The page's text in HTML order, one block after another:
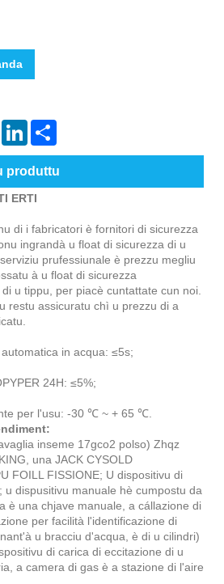
PinterestLinkedIn
produttu
ERTI
di i fabricatori è fornitori di sicurezza
ingrandà u float di sicurezza di u
prufessiunale è prezzu megliu
à u float di sicurezza
u tippu, per piacè cuntattate cun noi.
restu assicuratu chì u prezzu di a
in acqua: ≤5s;
24H: ≤5%;
per l'usu: -30 ℃ ~ + 65 ℃.
inseme 17gco2 polso) Zhqz
una JACK CYSOLD
FOILL FISSIONE; U dispositivu di
u dispusitivu manuale hè cumpostu da
è una chjave manuale, a cállazione di
per facilità l'identificazione di
u bracciu d'acqua, è di u cilindri)
di carica di eccitazione di u
a camera di gas è a stazione di l'aire